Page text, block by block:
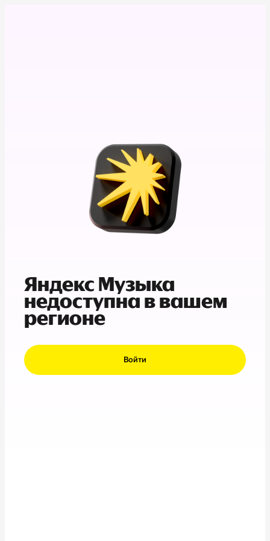
Яндекс Музыка
недоступна в вашем
регионе
Войти